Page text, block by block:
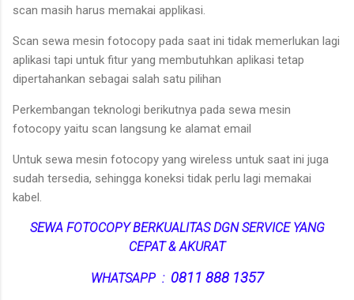
scan masih harus memakai applikasi.
Scan sewa mesin fotocopy pada saat ini tidak memerlukan lagi
aplikasi tapi untuk fitur yang membutuhkan aplikasi tetap
dipertahankan sebagai salah satu pilihan
Perkembangan teknologi berikutnya pada sewa mesin
fotocopy yaitu scan langsung ke alamat email
Untuk sewa mesin fotocopy yang wireless untuk saat ini juga
sudah tersedia, sehingga koneksi tidak perlu lagi memakai
kabel.
SEWA FOTOCOPY BERKUALITAS DGN SERVICE YANG
CEPAT & AKURAT
WHATSAPP : 0811 888 1357